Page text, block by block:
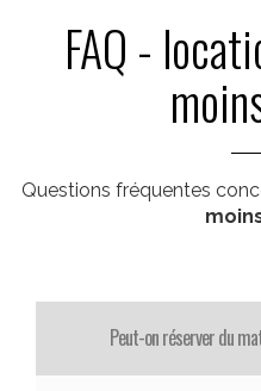
FAQ -
Questions fréquentes
Peut-on réserver du